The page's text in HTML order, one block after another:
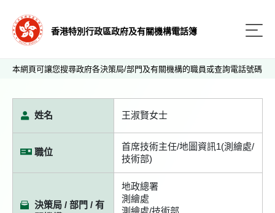
香港特別行政區政府及有關機構電話簿
本網頁可讓您搜尋政府各決策局/部門及有關機構的職員或查詢電話號碼
姓名 王淑賢女士
職位
首席技術主任/地圖資訊1(測繪處/
技術部)
決策局 / 部門 / 有
地政總署
測繪處
測繪處/技術部